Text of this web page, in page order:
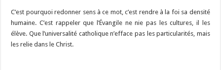
C’est pourquoi redonner sens à ce mot, c’est rendre à la foi sa densité
humaine. C’est rappeler que l’Évangile ne nie pas les cultures, il les
élève. Que l’universalité catholique n’efface pas les particularités, mais
les relie dans le Christ.